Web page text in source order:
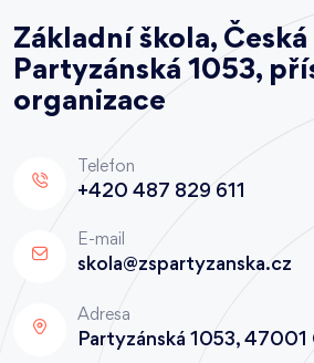
Základní škola, Česká
Partyzánská 1053,
organizace
Telefon
+420 487 829 611
E-mail
skola@zspartyzanska.cz
Adresa
Partyzánská 1053, 47001